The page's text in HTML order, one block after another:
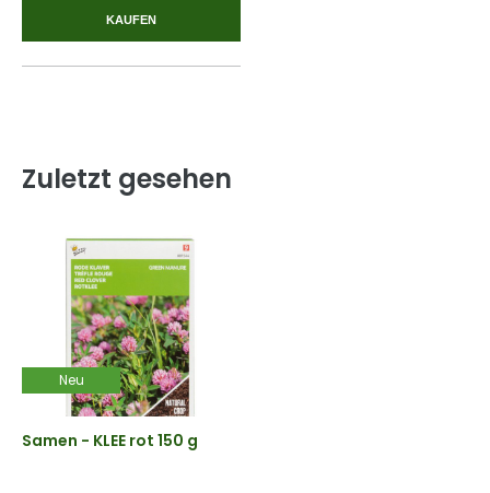
KAUFEN
Zuletzt gesehen
Neu
Samen - KLEE rot 150 g